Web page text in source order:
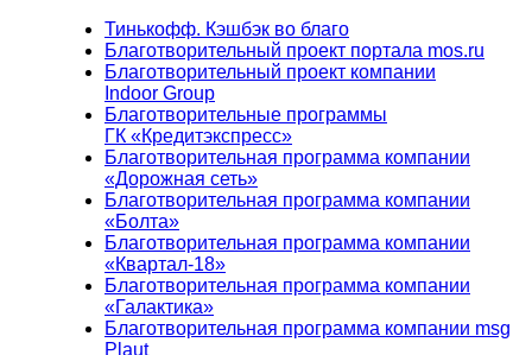
Тинькофф. Кэшбэк во благо
Благотворительный проект портала mos.ru
Благотворительный проект компании
Indoor Group
Благотворительные программы
ГК «Кредитэкспресс»
Благотворительная программа компании
«Дорожная сеть»
Благотворительная программа компании
«Болта»
Благотворительная программа компании
«Квартал-18»
Благотворительная программа компании
«Галактика»
Благотворительная программа компании msg
Plaut